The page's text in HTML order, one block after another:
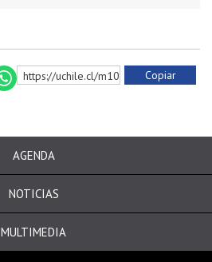
https://uchile.cl/m10567 Copiar
AGENDA
NOTICIAS
MULTIMEDIA